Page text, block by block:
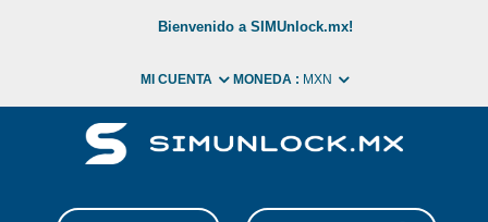
Bienvenido a SIMUnlock.mx!
MI CUENTA MONEDA : MXN